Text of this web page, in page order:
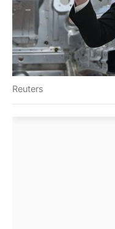
Reuters